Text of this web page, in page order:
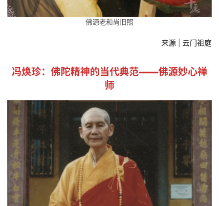
佛源老和尚旧照
来源 | 云门祖庭
冯焕珍：佛陀精神的当代典范——佛源妙心禅
师